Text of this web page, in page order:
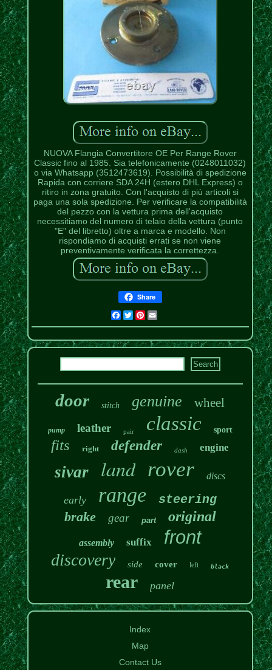
NUOVA Flangia Convertitore OE Per Range Rover
Classic fino al 1985. Sia telefonicamente (0248011032)
o via Whatsapp (3512473619). Possibilità di spedizione
Rapida con corriere SDA 24H (estero DHL Express) o
ritiro in zona gratuito. Con l'acquisto di più articoli si
paga una sola spedizione. Per verificare la compatibilità
del pezzo con la vettura prima dell'acquisto
necessitiamo del numero di telaio della vettura (punto
"E" del libretto) oltre a marca e modello. Non
rispondiamo di acquisti errati se non viene
preventivamente verificata la correttezza.
Share
Facebook
TwitterPinterest
door stitch genuine wheel
pump leather pair classic sport
fits right defender dash engine
sivar land rover discs
early range steering
brake gear part original
assembly suffix front
discovery side cover left black
rear panel
Index
Map
Contact Us